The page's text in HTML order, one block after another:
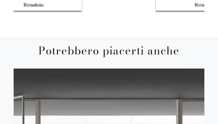
Potrebbero piacerti anche